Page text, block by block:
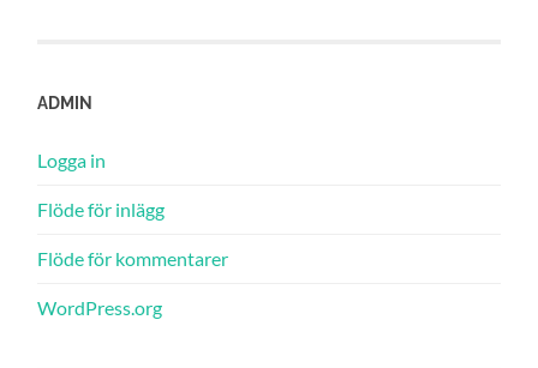
ADMIN
Logga in
Flöde för inlägg
Flöde för kommentarer
WordPress.org